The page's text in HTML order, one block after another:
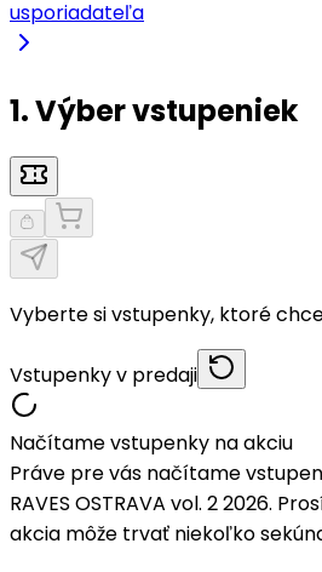
usporiadateľa
1. Výber vstupeniek
Vyberte si vstupenky, ktoré
Vstupenky v predaji
Načítame vstupenky na akciu
Práve pre vás načítame
RAVES OSTRAVA vol. 2 2026.
akcia môže trvať niekoľko